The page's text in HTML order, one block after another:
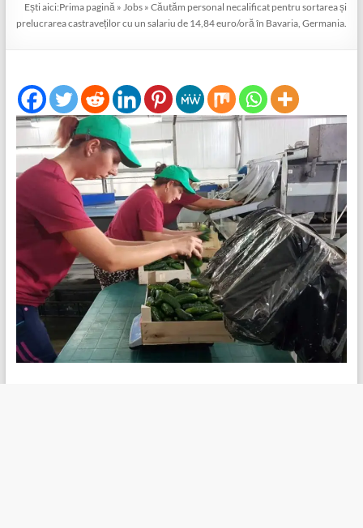
Ești aici:Prima pagină »Jobs »Căutăm personal necalificat pentru sortarea și
prelucrarea castraveților cu un salariu de 14,84 euro/oră în Bavaria, Germania.